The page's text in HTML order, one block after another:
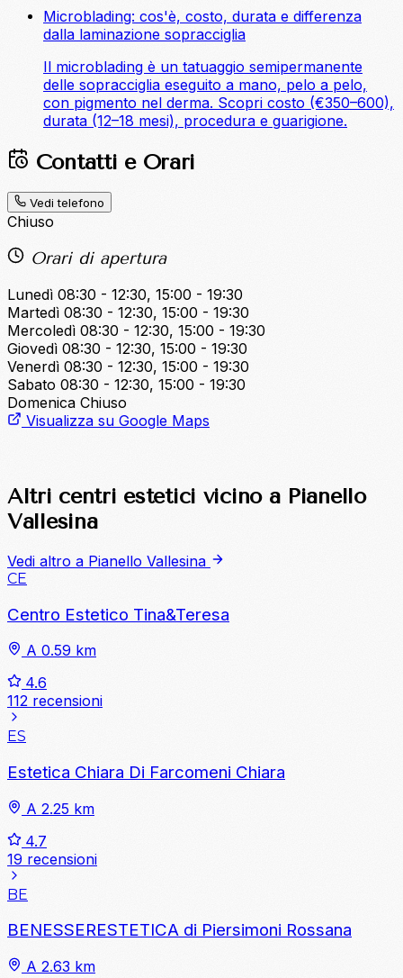
Microblading: cos'è, costo, durata e differenza
dalla laminazione sopracciglia
Il microblading è un tatuaggio semipermanente
delle sopracciglia eseguito a mano, pelo a pelo,
con pigmento nel derma. Scopri costo (€350–600),
durata (12–18 mesi), procedura e guarigione.
Contatti e Orari
Vedi telefono
Chiuso
Orari di apertura
Lunedì 08:30 - 12:30, 15:00 - 19:30
Martedì 08:30 - 12:30, 15:00 - 19:30
Mercoledì 08:30 - 12:30, 15:00 - 19:30
Giovedì 08:30 - 12:30, 15:00 - 19:30
Venerdì 08:30 - 12:30, 15:00 - 19:30
Sabato 08:30 - 12:30, 15:00 - 19:30
Domenica Chiuso
Visualizza su Google Maps
Altri centri estetici vicino a Pianello
Vallesina
Vedi altro a Pianello Vallesina
CE
Centro Estetico Tina&Teresa
A 0.59 km
4.6
112 recensioni
ES
Estetica Chiara Di Farcomeni Chiara
A 2.25 km
4.7
19 recensioni
BE
BENESSERESTETICA di Piersimoni Rossana
A 2.63 km